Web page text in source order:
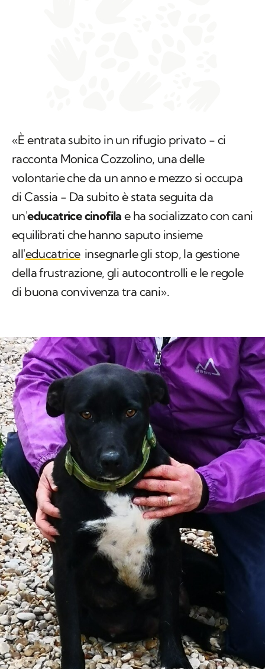
«È entrata subito in un rifugio privato − ci
racconta Monica Cozzolino, una delle
volontarie che da un anno e mezzo si occupa
di Cassia − Da subito è stata seguita da
un'educatrice cinofila e ha socializzato con cani
equilibrati che hanno saputo insieme
all'educatrice insegnarle gli stop, la gestione
della frustrazione, gli autocontrolli e le regole
di buona convivenza tra cani».